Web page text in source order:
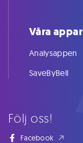
Följ oss!
Facebook
Våra appar
Analysappen
SaveByBell